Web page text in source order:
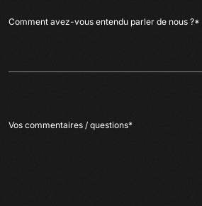
Comment avez-vous entendu parler de nous ?*
Vos commentaires / questions*